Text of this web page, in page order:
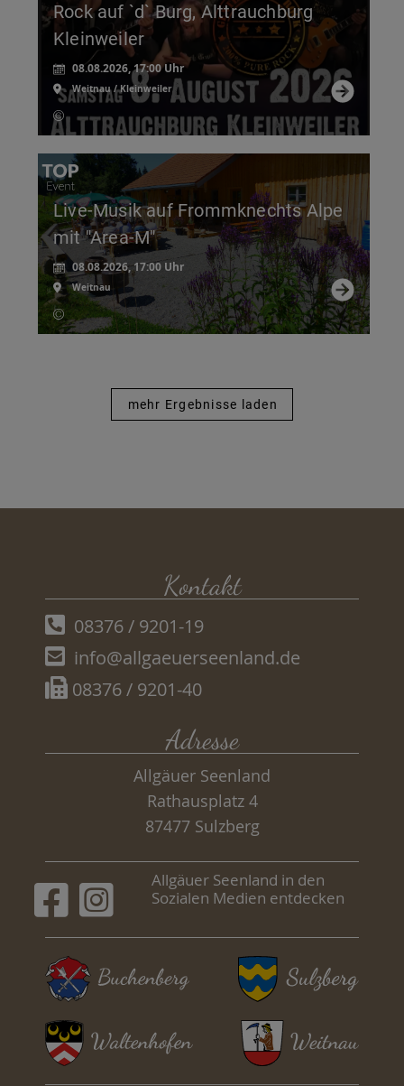
Rock auf `d` Burg, Alttrauchburg
Kleinweiler
08.08.2026, 17:00 Uhr
Weitnau / Kleinweiler
Live-Musik auf Frommknechts Alpe
mit "Area-M"
08.08.2026, 17:00 Uhr
Weitnau
mehr Ergebnisse laden
Kontakt
08376 / 9201-19
info@allgaeuerseenland.de
08376 / 9201-40
Adresse
Allgäuer Seenland
Rathausplatz 4
87477 Sulzberg
Allgäuer Seenland in den
Sozialen Medien entdecken